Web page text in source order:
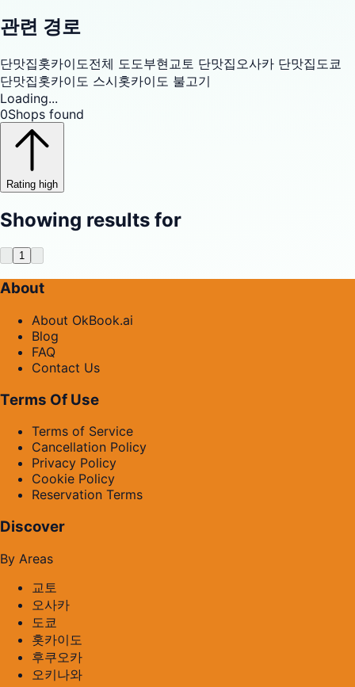
관련 경로
단맛집홋카이도전체 도도부현 교토 단맛집 오사카 단맛집 도쿄
단맛집홋카이도 스시홋카이도 불고기
Loading...
0Shops found
Rating high
Showing results for
1
About
About OkBook.ai
Blog
FAQ
Contact Us
Terms Of Use
Terms of Service
Cancellation Policy
Privacy Policy
Cookie Policy
Reservation Terms
Discover
By Areas
교토
오사카
도쿄
홋카이도
후쿠오카
오키나와